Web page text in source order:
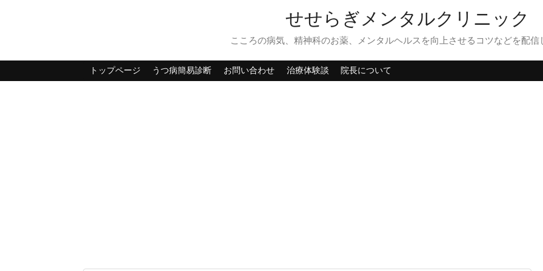
せせらぎメンタルクリニック
こころの病気、精神科のお薬、メンタルヘルスを向上させるコツなどを配信
トップページ うつ病簡易診断 お問い合わせ 治療体験談 院長について